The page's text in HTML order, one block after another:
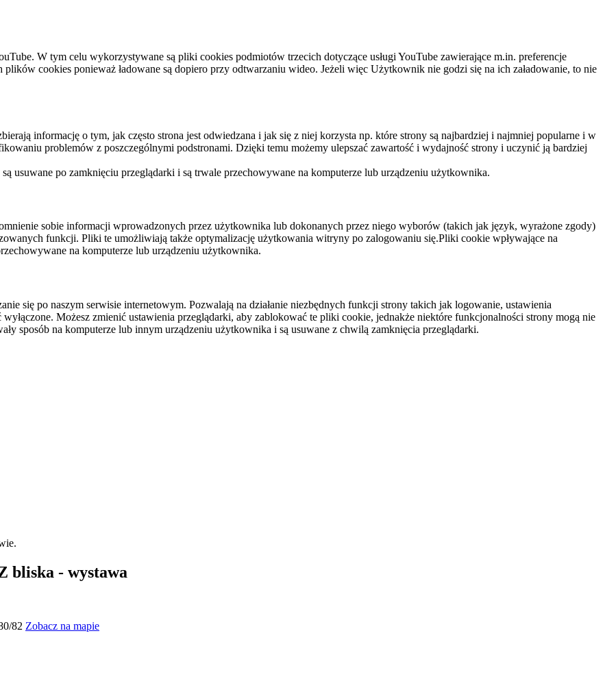
W tym celu wykorzystywane są pliki cookies podmiotów trzecich dotyczące usługi YouTube zawierające m.in. preferencje
cookies ponieważ ładowane są dopiero przy odtwarzaniu wideo. Jeżeli więc Użytkownik nie godzi się na ich załadowanie, to nie
informację o tym, jak często strona jest odwiedzana i jak się z niej korzysta np. które strony są najbardziej i najmniej popularne i w
problemów z poszczególnymi podstronami. Dzięki temu możemy ulepszać zawartość i wydajność strony i uczynić ją bardziej
usuwane po zamknięciu przeglądarki i są trwale przechowywane na komputerze lub urządzeniu użytkownika.
sobie informacji wprowadzonych przez użytkownika lub dokonanych przez niego wyborów (takich jak język, wyrażone zgody)
funkcji. Pliki te umożliwiają także optymalizację użytkowania witryny po zalogowaniu się.Pliki cookie wpływające na
na komputerze lub urządzeniu użytkownika.
się po naszym serwisie internetowym. Pozwalają na działanie niezbędnych funkcji strony takich jak logowanie, ustawienia
Możesz zmienić ustawienia przeglądarki, aby zablokować te pliki cookie, jednakże niektóre funkcjonalności strony mogą nie
sposób na komputerze lub innym urządzeniu użytkownika i są usuwane z chwilą zamknięcia przeglądarki.
bliska - wystawa
82 Zobacz na mapie